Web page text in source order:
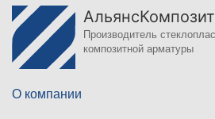
АльянсКомпозит
Производитель
композитной арматуры
О компании